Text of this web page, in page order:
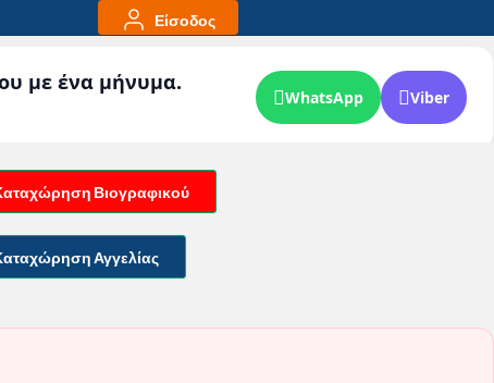
Είσοδος
με ένα μήνυμα.
WhatsApp Viber
Βιογραφικού
Αγγελίας